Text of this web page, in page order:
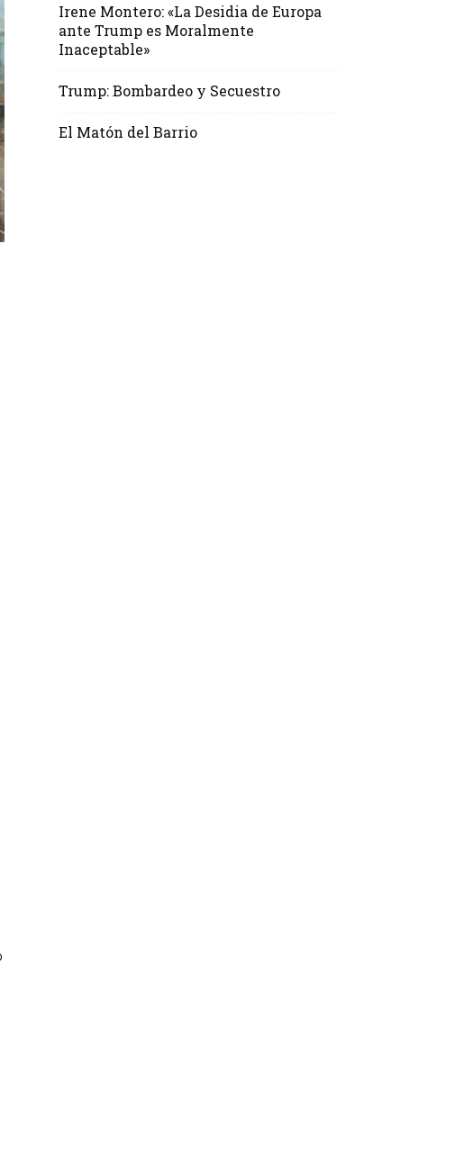
Irene Montero: «La Desidia de Europa
ante Trump es Moralmente
Inaceptable»
Trump: Bombardeo y Secuestro
El Matón del Barrio